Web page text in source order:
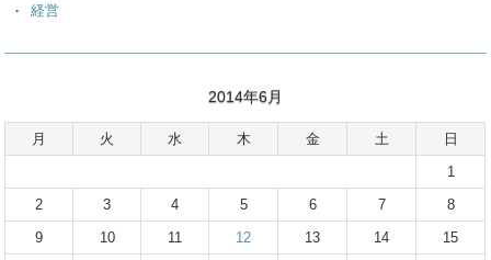
経営
2014年6月
月 火 水 木 金 土
日
1
2
3 4 5 6 7
8
9
10 11 12 13 14
15